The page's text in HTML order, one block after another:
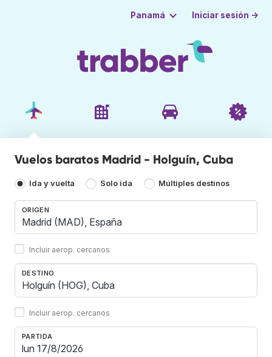
Panamá Iniciar sesión →
Vuelos baratos Madrid - Holguín, Cuba
Ida y vuelta Solo ida Múltiples destinos
ORIGEN
Incluir aerop. cercanos
DESTINO
Incluir aerop. cercanos
PARTIDA